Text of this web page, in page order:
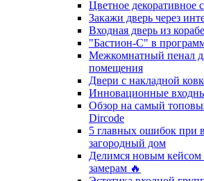
Цветное декоративное
Закажи дверь через
Входная дверь из
"Бастион-С" в
Межкомнатный пенал
помещения
Двери с накладной
Инновационные
Обзор на самый
Dircode
5 главных ошибок при
загородный дом
Делимся новым
замерам 🔥